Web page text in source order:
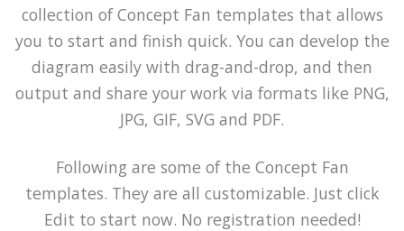
collection of Concept Fan templates that allows
you to start and finish quick. You can develop the
diagram easily with drag-and-drop, and then
output and share your work via formats like PNG,
JPG, GIF, SVG and PDF.
Following are some of the Concept Fan
templates. They are all customizable. Just click
Edit to start now. No registration needed!